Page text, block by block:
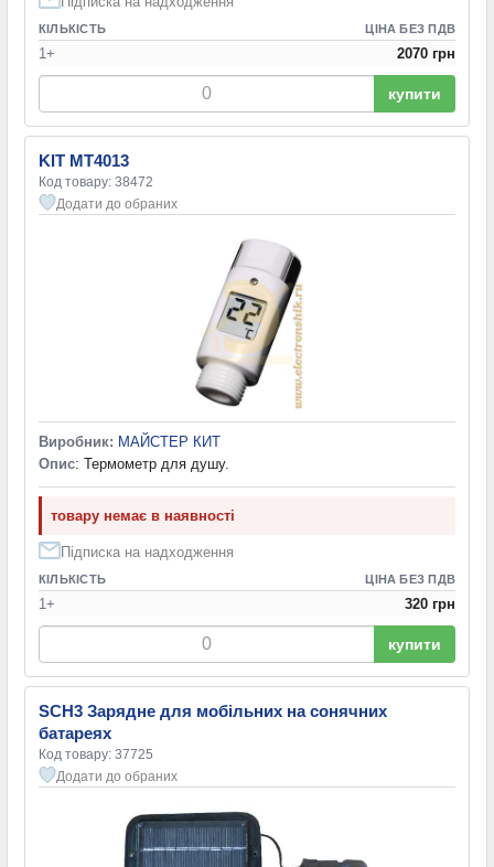
КІЛЬКІСТЬ ЦІНА БЕЗ ПДВ
1+ 2070 грн
купити
KIT MT4013
Код товару: 38472
Додати до обраних
Виробник: МАЙСТЕР КИТ
Опис: Термометр для душу.
товару немає в наявності
Підписка на надходження
КІЛЬКІСТЬ ЦІНА БЕЗ ПДВ
1+ 320 грн
купити
SCH3 Зарядне для мобільних на сонячних
батареях
Код товару: 37725
Додати до обраних